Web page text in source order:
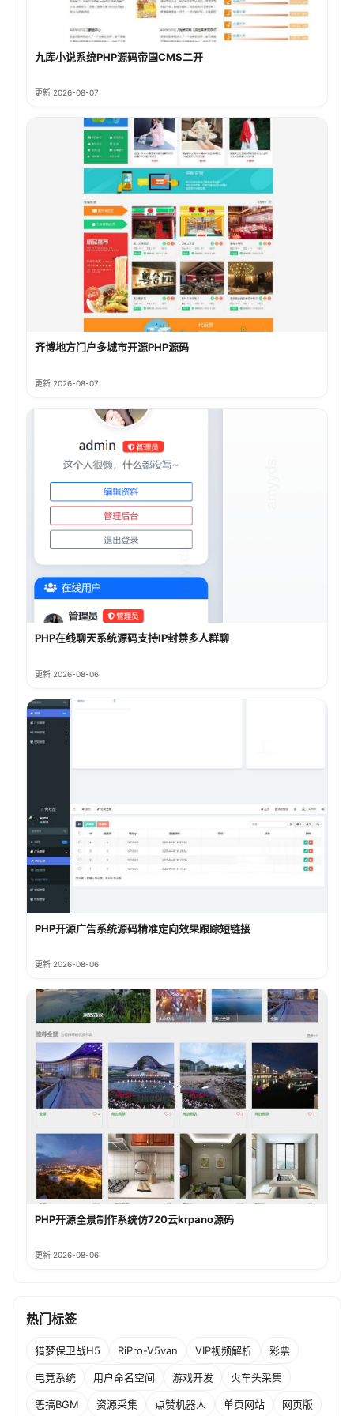
九库小说系统PHP源码帝国CMS二开
更新 2026-08-07
齐博地方门户多城市开源PHP源码
更新 2026-08-07
PHP在线聊天系统源码支持IP封禁多人群聊
更新 2026-08-06
PHP开源广告系统源码精准定向效果跟踪短链接
更新 2026-08-06
PHP开源全景制作系统仿720云krpano源码
更新 2026-08-06
热门标签
猎梦保卫战H5 RiPro-V5van VIP视频解析 彩票
电竞系统 用户命名空间 游戏开发 火车头采集
恶搞BGM 资源采集 点赞机器人 单页网站 网页版